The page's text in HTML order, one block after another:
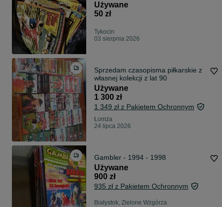
Używane
50 zł
Tykocin
03 sierpnia 2026
Sprzedam czasopisma piłkarskie z
własnej kolekcji z lat 90
Używane
1 300 zł
1 349 zł z Pakietem Ochronnym
Łomża
24 lipca 2026
Gambler - 1994 - 1998
Używane
900 zł
935 zł z Pakietem Ochronnym
Białystok, Zielone Wzgórza